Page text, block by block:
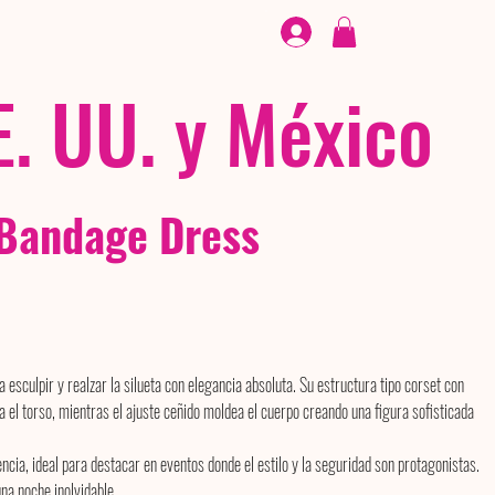
Dress
esculpir y realzar la silueta con elegancia absoluta. Su estructura tipo corset con
torso, mientras el ajuste ceñido moldea el cuerpo creando una figura sofisticada
ideal para destacar en eventos donde el estilo y la seguridad son protagonistas.
UU. y México
/ /